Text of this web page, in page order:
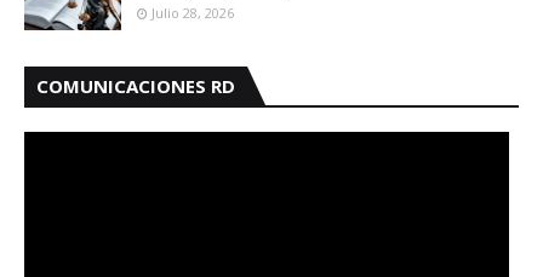
Julio 28, 2026
COMUNICACIONES RD